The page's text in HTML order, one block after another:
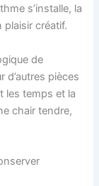
s’installe, la
plaisir créatif.
de
d’autres pièces
les temps et la
chair tendre,